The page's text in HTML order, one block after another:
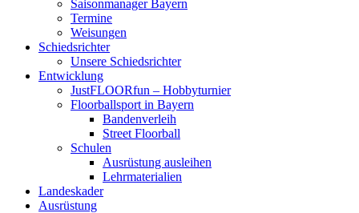
Saisonmanager Bayern
Termine
Weisungen
Schiedsrichter
Unsere Schiedsrichter
Entwicklung
JustFLOORfun – Hobbyturnier
Floorballsport in Bayern
Bandenverleih
Street Floorball
Schulen
Ausrüstung ausleihen
Lehrmaterialien
Landeskader
Ausrüstung